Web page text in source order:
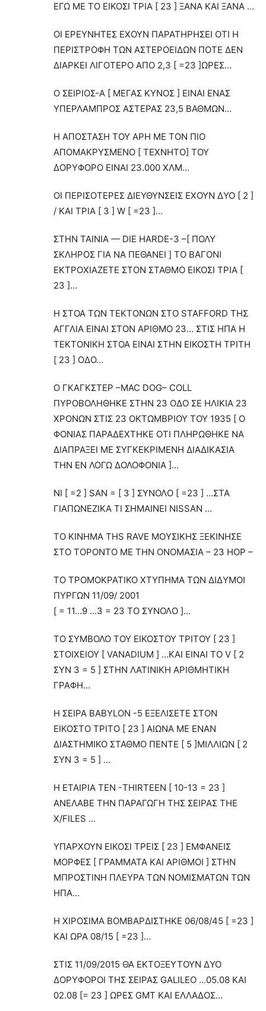
ΕΓΩ ΜΕ ΤΟ ΕΙΚΟΣΙ ΤΡΙΑ [ 23 ] ΞΑΝΑ ΚΑΙ ΞΑΝΑ …
ΟΙ ΕΡΕΥΝΗΤΕΣ ΕΧΟΥΝ ΠΑΡΑΤΗΡΗΣΕΙ ΟΤΙ Η
ΠΕΡΙΣΤΡΟΦΗ ΤΩΝ ΑΣΤΕΡΟΕΙΔΩΝ ΠΟΤΕ ΔΕΝ
ΔΙΑΡΚΕΙ ΛΙΓΟΤΕΡΟ ΑΠΟ 2,3 [ =23 ]ΩΡΕΣ…
Ο ΣΕΙΡΙΟΣ-Α [ ΜΕΓΑΣ ΚΥΝΟΣ ] ΕΙΝΑΙ ΕΝΑΣ
ΥΠΕΡΛΑΜΠΡΟΣ ΑΣΤΕΡΑΣ 23,5 ΒΑΘΜΩΝ…
Η ΑΠΟΣΤΑΣΗ ΤΟΥ ΑΡΗ ΜΕ ΤΟΝ ΠΙΟ
ΑΠΟΜΑΚΡΥΣΜΕΝΟ [ ΤΕΧΝΗΤΟ] ΤΟΥ
ΔΟΡΥΦΟΡΟ ΕΙΝΑΙ 23.000 ΧΛΜ…
ΟΙ ΠΕΡΙΣΟΤΕΡΕΣ ΔΙΕΥΘΥΝΣΕΙΣ ΕΧΟΥΝ ΔΥΟ [ 2 ]
/ ΚΑΙ ΤΡΙΑ [ 3 ] W [ =23 ]…
ΣTHN TAINIA — DIE HARDE-3 –[ ΠΟΛΥ
ΣΚΛΗΡΟΣ ΓΙΑ ΝΑ ΠΕΘΑΝΕΙ ] ΤΟ ΒΑΓΟΝΙ
ΕΚΤΡΟΧΙΑΖΕΤΕ ΣΤΟΝ ΣΤΑΘΜΟ ΕΙΚΟΣΙ ΤΡΙΑ [
23 ]…
Η ΣΤΟΑ ΤΩΝ ΤΕΚΤΟΝΩΝ ΣΤΟ STAFFORD ΤΗΣ
ΑΓΓΛΙΑ ΕΙΝΑΙ ΣΤΟΝ ΑΡΙΘΜΟ 23… ΣΤΙΣ ΗΠΑ Η
ΤΕΚΤΟΝΙΚΗ ΣΤΟΑ ΕΙΝΑΙ ΣΤΗΝ ΕΙΚΟΣΤΗ ΤΡΙΤΗ
[ 23 ] ΟΔΟ…
Ο ΓΚΑΓΚΣΤΕΡ –MAC DOG– COLL
ΠΥΡΟΒΟΛΗΘΗΚΕ ΣΤΗΝ 23 ΟΔΟ ΣΕ ΗΛΙΚΙΑ 23
ΧΡΟΝΩΝ ΣΤΙΣ 23 ΟΚΤΩΜΒΡΙΟΥ ΤΟΥ 1935 [ Ο
ΦΟΝΙΑΣ ΠΑΡΑΔΕΧΤΗΚΕ ΟΤΙ ΠΛΗΡΩΘΗΚΕ ΝΑ
ΔΙΑΠΡΑΞΕΙ ΜΕ ΣΥΓΚΕΚΡΙΜΕΝΗ ΔΙΑΔΙΚΑΣΙΑ
ΤΗΝ ΕΝ ΛΟΓΩ ΔΟΛΟΦΟΝΙΑ ]…
NI [ =2 ] SAN = [ 3 ] ΣΥΝΟΛO [ =23 ] …ΣΤΑ
ΓΙΑΠΩΝΕΖΙΚΑ ΤΙ ΣΗΜΑΙΝΕΙ NISSAN …
TO KINHMA THS RAVΕ MOΥΣΙΚΗΣ ΞΕΚΙΝΗΣΕ
ΣΤΟ ΤΟΡΟΝΤΟ ΜΕ ΤΗΝ ΟΝΟΜΑΣΙΑ – 23 HOP –
ΤΟ ΤΡΟΜΟΚΡΑΤΙΚΟ ΧΤΥΠΗΜΑ ΤΩΝ ΔΙΔΥΜΟΙ
ΠΥΡΓΩΝ 11/09/ 2001
[ = 11…9 …3 = 23 TO ΣΥΝΟΛO ]…
ΤΟ ΣΥΜΒΟΛΟ ΤΟΥ ΕΙΚΟΣΤΟΥ ΤΡΙΤΟΥ [ 23 ]
ΣΤΟΙΧΕΙΟΥ [ VANADIUM ] …ΚΑΙ EINAI TO V [ 2
ΣYN 3 = 5 ] ΣΤΗΝ ΛΑΤΙΝΙΚΗ ΑΡΙΘΜΗΤΙΚΗ
ΓΡΑΦΗ…
Η ΣΕΙΡΑ BABYLON -5 EΞΕΛΙΣΕΤΕ ΣΤΟΝ
ΕΙΚΟΣΤΟ ΤΡΙΤΟ [ 23 ] ΑΙΩΝΑ ΜΕ ΕΝΑΝ
ΔΙΑΣΤΗΜΙΚΟ ΣΤΑΘΜΟ ΠΕΝΤΕ [ 5 ]ΜΙΛΛΙΩΝ [ 2
ΣΥΝ 3 = 5 ] …
Η ΕΤΑΙΡΙΑ ΤΕΝ -THIRTEEN [ 10-13 = 23 ]
ΑΝΕΛΑΒΕ ΤΗΝ ΠΑΡΑΓΩΓΗ ΤΗΣ ΣΕΙΡΑΣ THE
X/FILES …
ΥΠΑΡΧΟΥΝ ΕΙΚΟΣΙ ΤΡΕΙΣ [ 23 ] ΕΜΦΑΝΕΙΣ
ΜΟΡΦΕΣ [ ΓΡΑΜΜΑΤΑ ΚΑΙ ΑΡΙΘΜΟΙ ] ΣΤΗΝ
ΜΠΡΟΣΤΙΝΗ ΠΛΕΥΡΑ ΤΩΝ ΝΟΜΙΣΜΑΤΩΝ ΤΩΝ
ΗΠΑ…
Η ΧΙΡΟΣΙΜΑ ΒΟΜΒΑΡΔΙΣΤΗΚΕ 06/08/45 [ =23 ]
ΚΑΙ ΩΡΑ 08/15 [ =23 ]…
ΣΤΙΣ 11/09/2015 ΘΑ ΕΚΤΟΞΕΥΤΟΥΝ ΔΥΟ
ΔΟΡΥΦΟΡΟΙ ΤΗΣ ΣΕΙΡΑΣ GALILEO …05.08 ΚΑΙ
02.08 [= 23 ] ΩΡEΣ GMT KAI EΛΛΑΔΟΣ…